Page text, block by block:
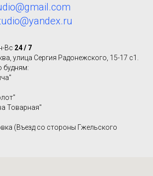
Вс 24 / 7
улица Сергия Радонежского, 15-17 с1.
будням:
Товарная"
(Въезд со стороны Гжельского